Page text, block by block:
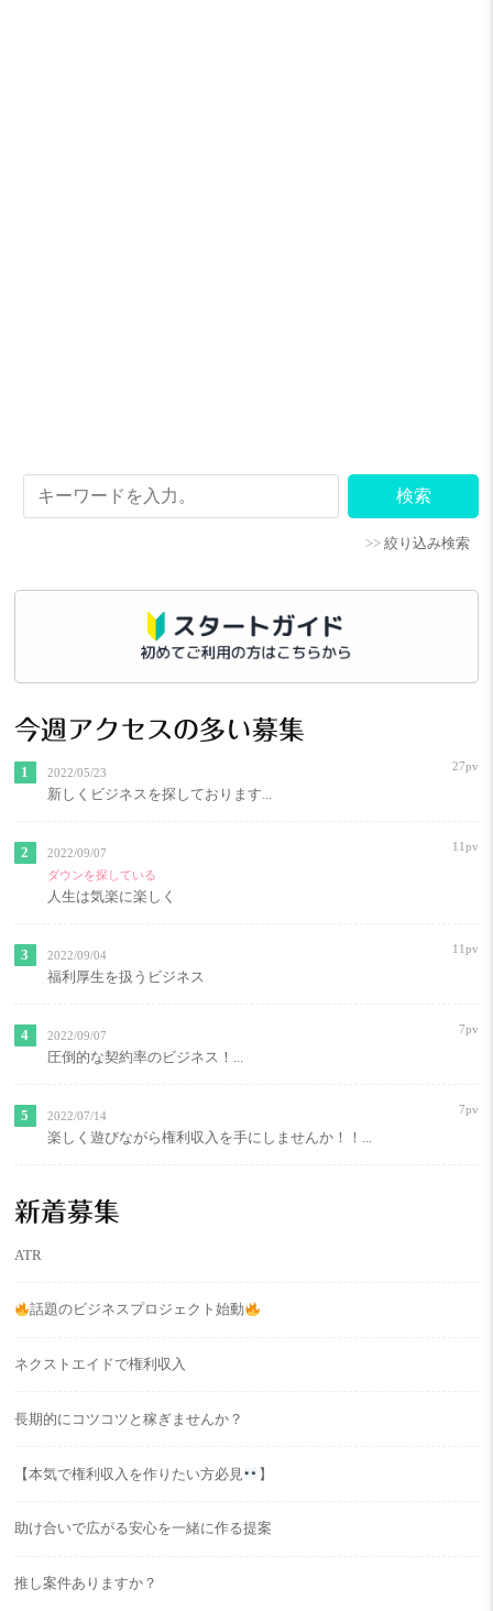
>>絞り込み検索
今週アクセスの多い募集
2022/05/23
27pv
新しくビジネスを探しております...
2022/09/07
11pv
ダウンを探している
人生は気楽に楽しく
2022/09/04
11pv
福利厚生を扱うビジネス
2022/09/07
7pv
圧倒的な契約率のビジネス！...
2022/07/14
7pv
楽しく遊びながら権利収入を手にしませんか！！...
新着募集
ATR
話題のビジネスプロジェクト始動
ネクストエイドで権利収入
長期的にコツコツと稼ぎませんか？
【本気で権利収入を作りたい方必見 】
助け合いで広がる安心を一緒に作る提案
推し案件ありますか？